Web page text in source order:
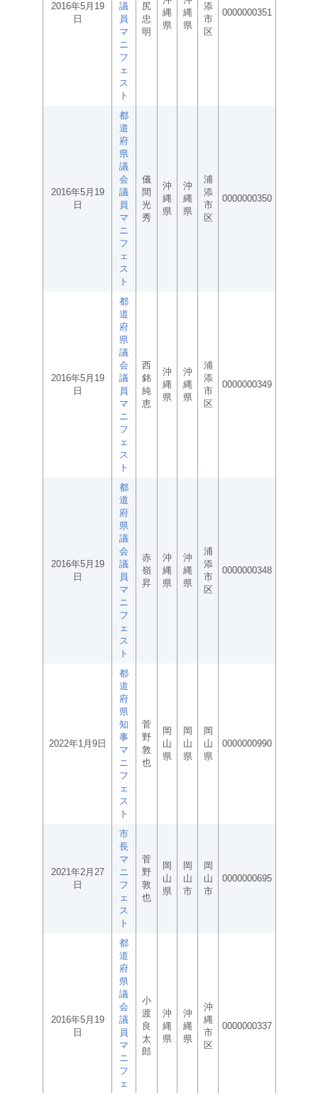
2016年5月19
日
議
員
マ
ニ
フ
ェ
ス
ト
尻
忠
明
縄
県
縄
県
添
市
区
0000000351
2016年5月19
日
都
道
府
県
議
会
議
員
マ
ニ
フ
ェ
ス
ト
儀
間
光
秀
沖
縄
県
沖
縄
県
浦
添
市
区
0000000350
2016年5月19
日
都
道
府
県
議
会
議
員
マ
ニ
フ
ェ
ス
ト
西
銘
純
恵
沖
縄
県
沖
縄
県
浦
添
市
区
0000000349
2016年5月19
日
都
道
府
県
議
会
議
員
マ
ニ
フ
ェ
ス
ト
赤
嶺
昇
沖
縄
県
沖
縄
県
浦
添
市
区
0000000348
2022年1月9日
都
道
府
県
知
事
マ
ニ
フ
ェ
ス
ト
菅
野
敦
也
岡
山
県
岡
山
県
岡
山
県
0000000990
2021年2月27
日
市
長
マ
ニ
フ
ェ
ス
ト
菅
野
敦
也
岡
山
県
岡
山
市
岡
山
市
0000000695
2016年5月19
日
都
道
府
県
議
会
議
員
マ
ニ
フ
ェ
小
渡
良
太
郎
沖
縄
県
沖
縄
県
沖
縄
市
区
0000000337